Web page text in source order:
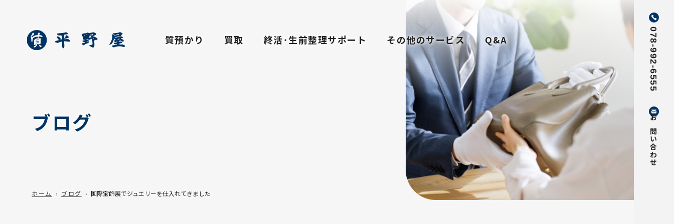
質預かり 買取 終活･生前整理サポート その他のサービス Q&A 078-992-6555
お問い合わせ
ブログ
ホーム ブログ 国際宝飾展でジュエリーを仕入れてきました